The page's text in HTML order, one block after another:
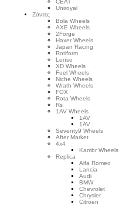
CEAT
Uniroyal
Ζάντες
Bola Wheels
AXE Wheels
2Forge
Haxer Wheels
Japan Racing
Rotiform
Lenso
XD Wheels
Fuel Wheels
Niche Wheels
Wrath Wheels
FOX
Rota Wheels
Rs
1AV Wheels
1AV
1AV
Seventy9 Wheels
After Market
4x4
Kambr Wheels
Replica
Alfa Romeo
Lancia
Audi
BMW
Chevrolet
Chrysler
Citroen